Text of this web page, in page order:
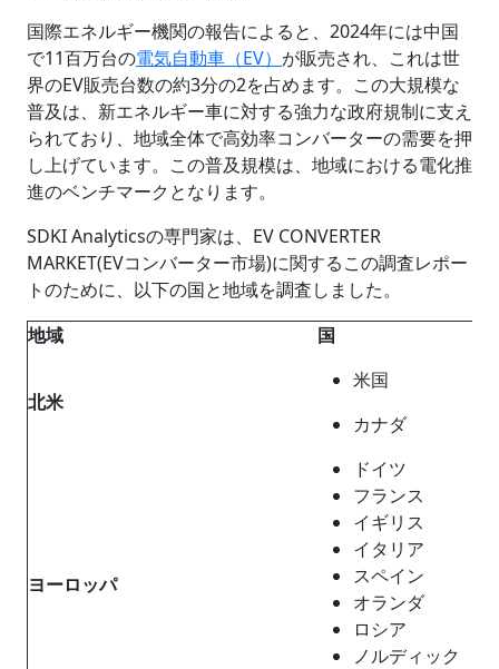
国際エネルギー機関の報告によると、2024年には中国
で11百万台の電気自動車（EV） が販売され、これは世
界のEV販売台数の約3分の2を占めます。この大規模な
普及は、新エネルギー車に対する強力な政府規制に支え
られており、地域全体で高効率コンバーターの需要を押
し上げています。この普及規模は、地域における電化推
進のベンチマークとなります。
SDKI Analyticsの専門家は、EV CONVERTER
MARKET(EVコンバーター市場)に関するこの調査レポー
トのために、以下の国と地域を調査しました。
地域
国
北米
米国
カナダ
ヨーロッパ
ドイツ
フランス
イギリス
イタリア
スペイン
オランダ
ロシア
ノルディック